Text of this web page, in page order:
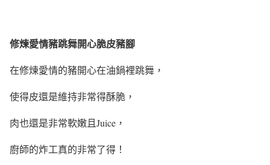
修煉愛情豬跳舞開心脆皮豬腳
在修煉愛情的豬開心在油鍋裡跳舞，
使得皮還是維持非常得酥脆，
肉也還是非常軟嫩且Juice，
廚師的炸工真的非常了得！